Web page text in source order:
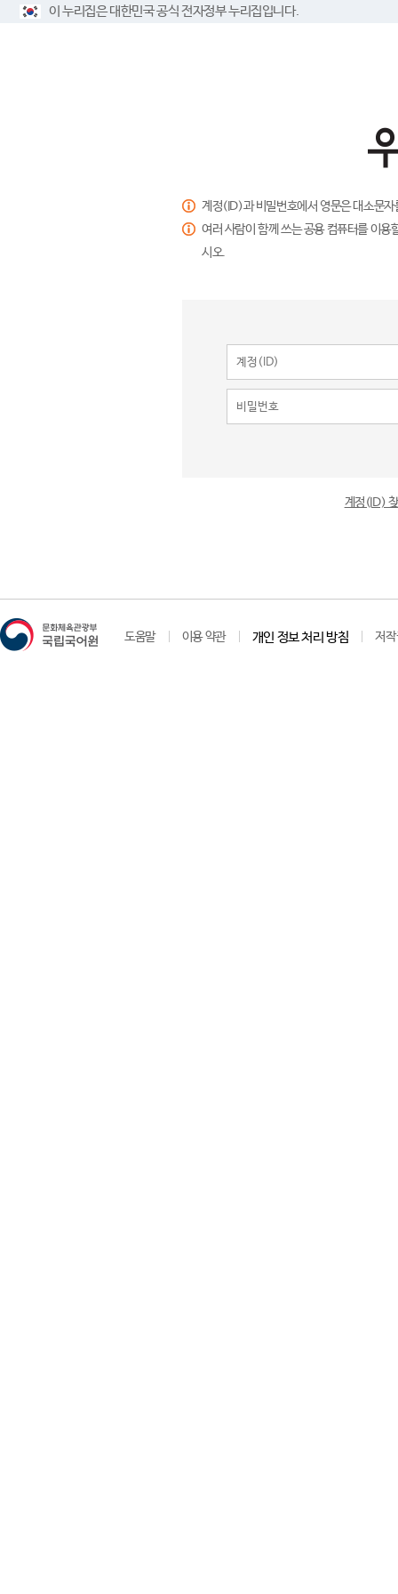
이 누리집은 대한민국 공식 전자정부 누리집입니다.
계정(ID)과 비밀번호에서 영문은 대소문
여러 사람이 함께 쓰는 공용 컴퓨터를 이
시오.
계정(ID)
도움말 이용 약관 개인 정보 처리 방침 저